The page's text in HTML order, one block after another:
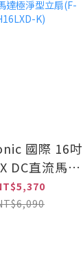
國際 16吋
DC直流馬達
型立扇(F-
K)